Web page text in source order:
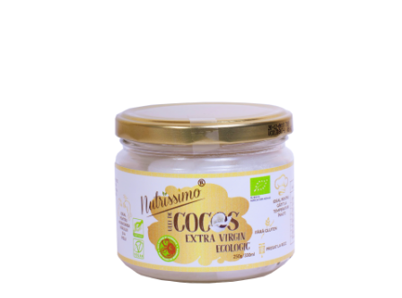
HEALTHY SNACKS
PRODUSE ECO / ORGANICE
PRODUSE ROMÂNEȘTI